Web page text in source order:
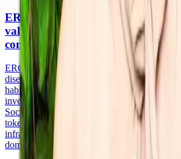
ERC-3643: el estándar
valores conformes que todo gestor
conocer
ERC-3643 (protocolo T-REX) es el estándar
diseñado específicamente para tokens de
habilita restricciones de transferencia on-
inversionistas y la aplicación de reglas de
Société Générale y BNP Paribas usan ERC-
tokenización institucional. Los gestores de
infraestructura de tokens necesitan entender
domina la adopción institucional.